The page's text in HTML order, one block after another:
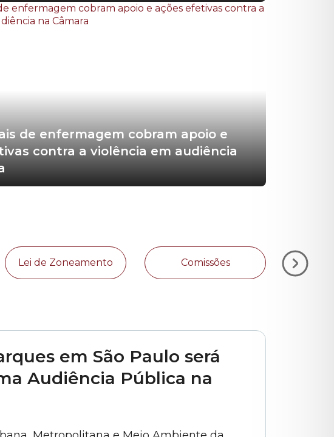
de enfermagem cobram apoio e
contra a violência em audiência
Lei de Zoneamento Comissões
em São Paulo será
Audiência Pública na